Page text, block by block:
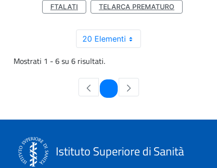
FTALATI
TELARCA PREMATURO
20 Elementi
Mostrati 1 - 6 su 6 risultati.
Pagina
Istituto Superiore di Sanità